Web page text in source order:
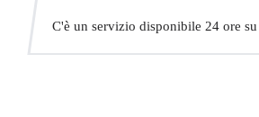
Sì, puoi cancellare gratuitamente fino a
ritiro.
C'è un servizio disponibile 24 ore su